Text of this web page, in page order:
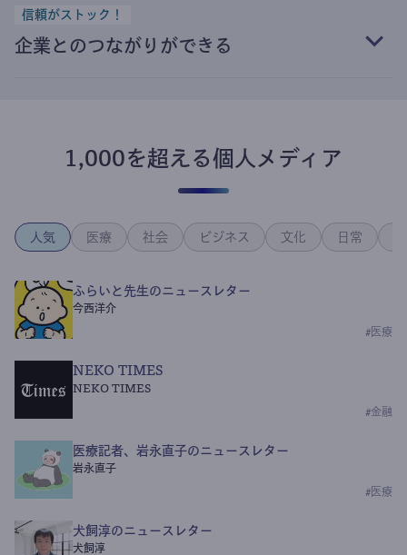
信頼がストック！
企業とのつながりができる
1,000を超える個人メディア
人気 医療 社会 ビジネス 文化 日常
ふらいと先生のニュースレター
今西洋介
# 医療
NEKO TIMES
NEKO TIMES
#金融
医療記者、岩永直子のニュースレター
岩永直子
# 医療
犬飼淳のニュースレター
犬飼淳